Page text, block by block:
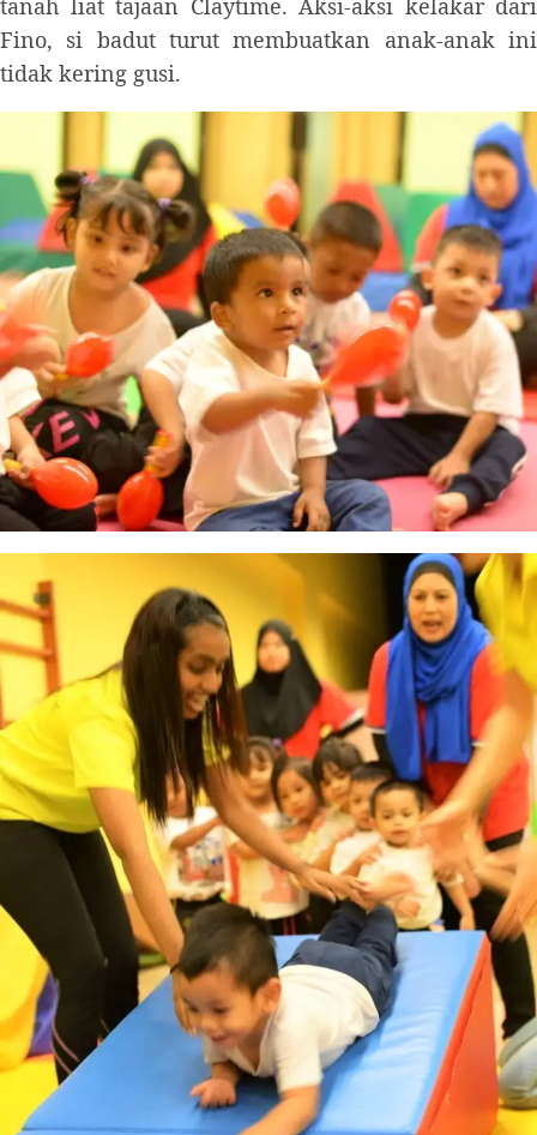
tanah liat tajaan Claytime. Aksi-aksi kelakar dari
Fino, si badut turut membuatkan anak-anak ini
tidak kering gusi.